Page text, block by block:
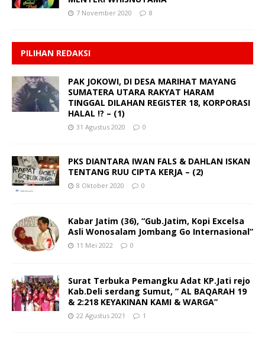
7 November 2020 8
PILIHAN REDAKSI
PAK JOKOWI, DI DESA MARIHAT MAYANG
SUMATERA UTARA RAKYAT HARAM
TINGGAL DILAHAN REGISTER 18, KORPORASI
HALAL !? – (1)
31 Agustus 2020 0
PKS DIANTARA IWAN FALS & DAHLAN ISKAN
TENTANG RUU CIPTA KERJA – (2)
8 Oktober 2020 0
Kabar Jatim (36), “Gub.Jatim, Kopi Excelsa
Asli Wonosalam Jombang Go Internasional”
11 Mei 2022 0
Surat Terbuka Pemangku Adat KP.Jati rejo
Kab.Deli serdang Sumut, ” AL BAQARAH 19
& 2:218 KEYAKINAN KAMI & WARGA”
22 Agustus 2021 1